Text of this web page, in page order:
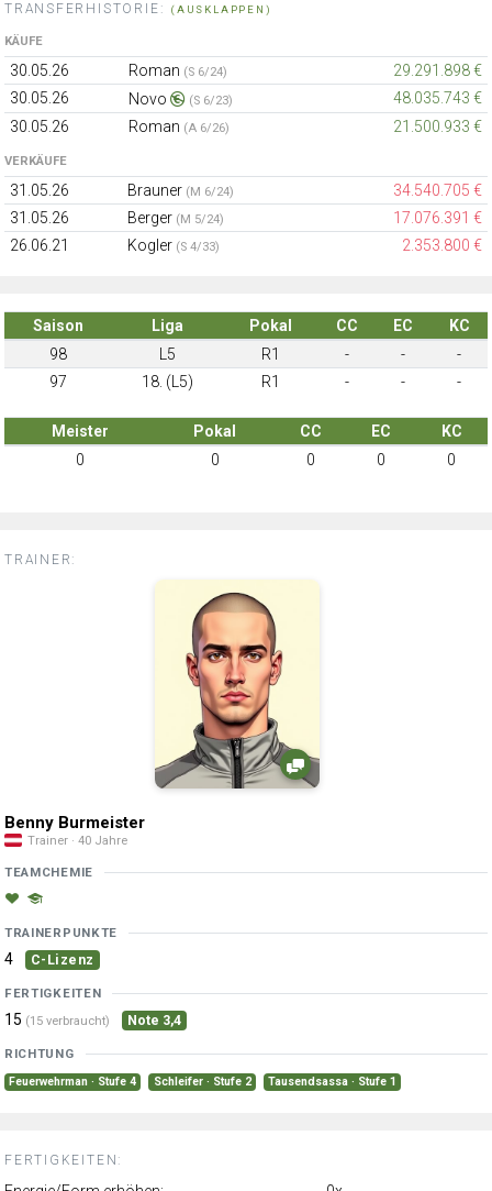
TRANSFERHISTORIE: (AUSKLAPPEN)
KÄUFE
30.05.26 Roman (S 6/24)
29.291.898 €
30.05.26
Novo (S 6/23)
48.035.743 €
30.05.26
Roman (A 6/26) 21.500.933 €
VERKÄUFE
31.05.26 Brauner (M 6/24)
34.540.705 €
31.05.26
Berger (M 5/24)
17.076.391 €
26.06.21
Kogler (S 4/33) 2.353.800 €
Saison Liga Pokal CC EC
KC
98
L5 R1 - -
-
97
18. (L5) R1 - - -
Meister Pokal CC EC
KC
0
0 0 0 0
TRAINER:
Benny Burmeister
Trainer · 40 Jahre
TEAMCHEMIE
TRAINERPUNKTE
4 C-Lizenz
FERTIGKEITEN
15 (15 verbraucht) Note 3,4
RICHTUNG
Feuerwehrman · Stufe 4 Schleifer · Stufe 2 Tausendsassa · Stufe 1
FERTIGKEITEN: